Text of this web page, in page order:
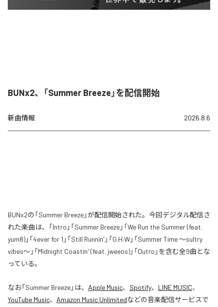
BUNx2、「Summer Breeze」を配信開始
新曲情報 2026.8.6
BUNx2の「Summer Breeze」が配信開始された。今回デジタル配信さ
れた楽曲は、「Intro」「Summer Breeze」「We Run the Summer (feat.
yum8)」「4ever for 1」「Still Runnin'」「G.H.W」「Summer Time 〜sultry
vibes〜」「Midnight Coastin' (feat. jweeos)」「Outro」を含む全9曲とな
っている。
なお「Summer Breeze」は、 Apple Music、 Spotify、 LINE MUSIC、
YouTube Music、 Amazon Music Unlimitedなどの音楽配信サービスで